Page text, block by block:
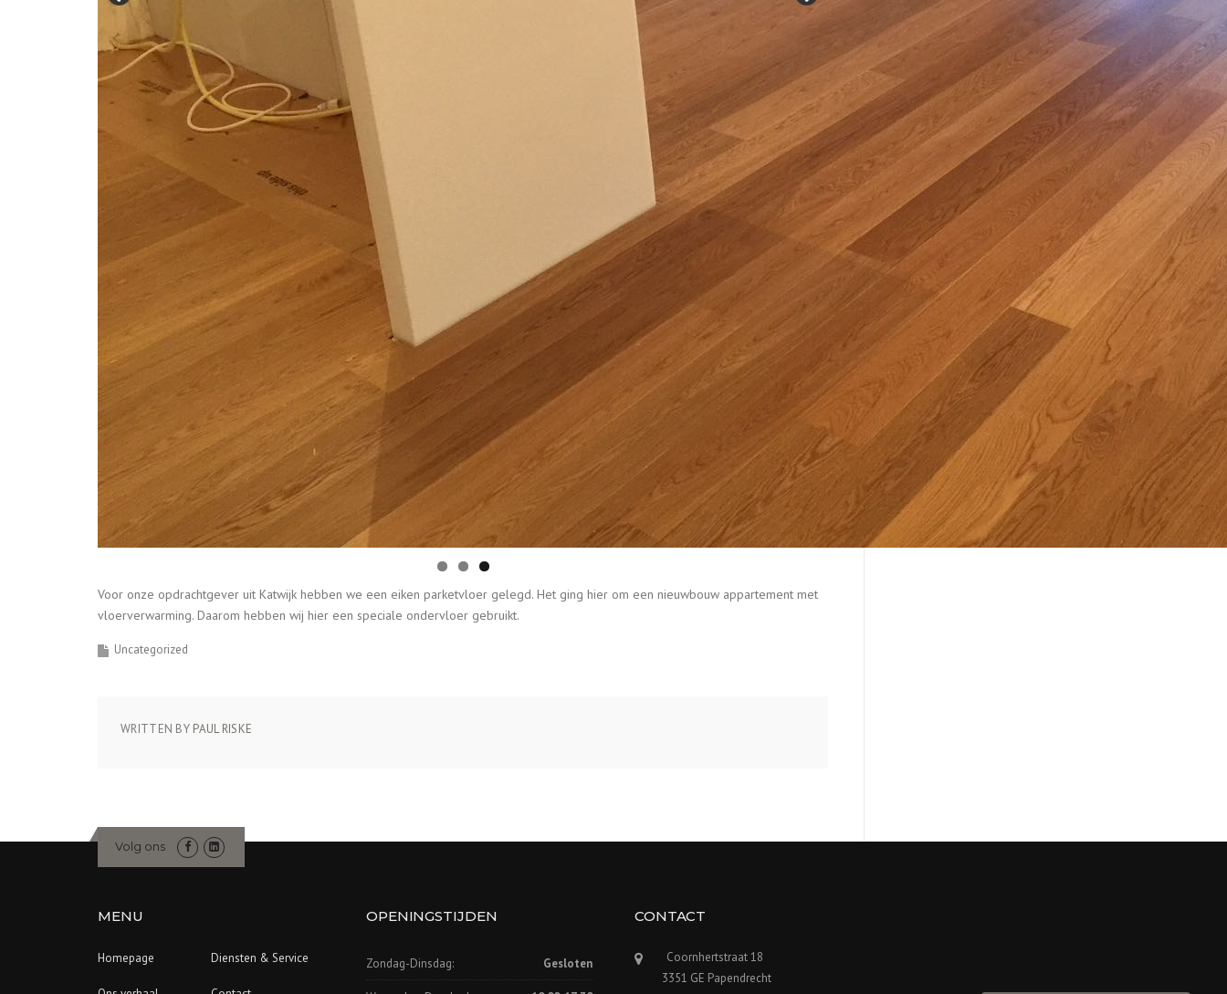
Voor onze opdrachtgever uit Katwijk hebben we een eiken parketvloer gelegd. Het ging hier om een nieuwbouw appartement met
vloerverwarming. Daarom hebben wij hier een speciale ondervloer gebruikt.
Uncategorized
WRITTEN BY PAUL RISKE
Volg ons
MENU
Homepage Diensten & Service
OPENINGSTIJDEN
Zondag-Dinsdag: Gesloten
CONTACT
Coornhertstraat 18
3351 GE Papendrecht